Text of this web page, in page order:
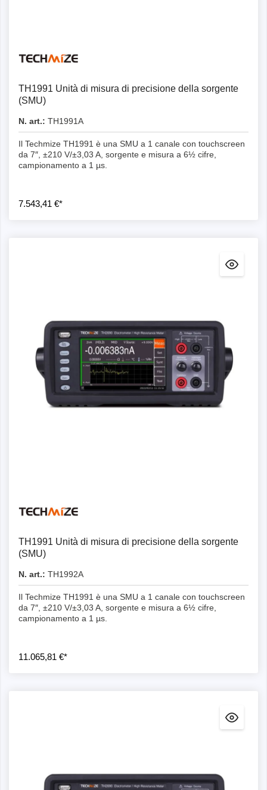
TH1991 Unità di misura di precisione della sorgente
(SMU)
N. art.: TH1991A
Il Techmize TH1991 è una SMU a 1 canale con touchscreen
da 7″, ±210 V/±3,03 A, sorgente e misura a 6½ cifre,
campionamento a 1 µs.
7.543,41 €*
TH1991 Unità di misura di precisione della sorgente
(SMU)
N. art.: TH1992A
Il Techmize TH1991 è una SMU a 1 canale con touchscreen
da 7″, ±210 V/±3,03 A, sorgente e misura a 6½ cifre,
campionamento a 1 µs.
11.065,81 €*